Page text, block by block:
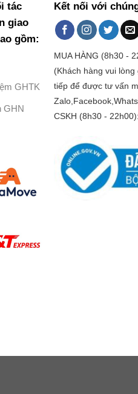
tác
giao
gồm:
GHTK
GHN
Kết nối với
MUA HÀNG (8h30 -
(Khách hàng vui
tiếp để được tư vấn
CSKH (8h30 - 22h00):